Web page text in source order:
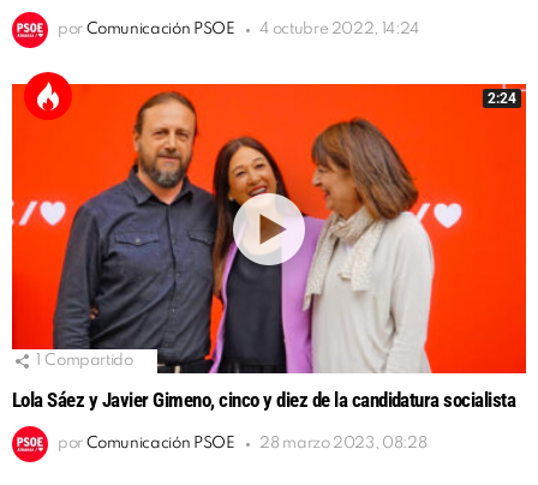
por Comunicación PSOE 4 octubre 2022, 14:24
2:24
Compartido
Lola Sáez y Javier Gimeno, cinco y diez de la candidatura socialista
por Comunicación PSOE 28 marzo 2023, 08:28